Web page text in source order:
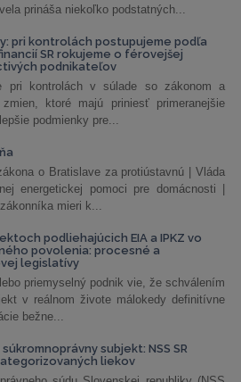
prináša niekoľko podstatných...
pri kontrolách postupujeme podľa
SR rokujeme o férovejšej
podnikateľov
pri kontrolách v súlade so zákonom a
ktoré majú priniesť primeranejšie
podmienky pre...
o Bratislave za protiústavnú | Vláda
energetickej pomoci pre domácnosti |
mieri k...
podliehajúcich EIA a IPKZ vo
povolenia: procesné a
legislatívy
priemyselný podnik vie, že schválením
v reálnom živote málokedy definitívne
bežne...
subjekt: NSS SR
liekov